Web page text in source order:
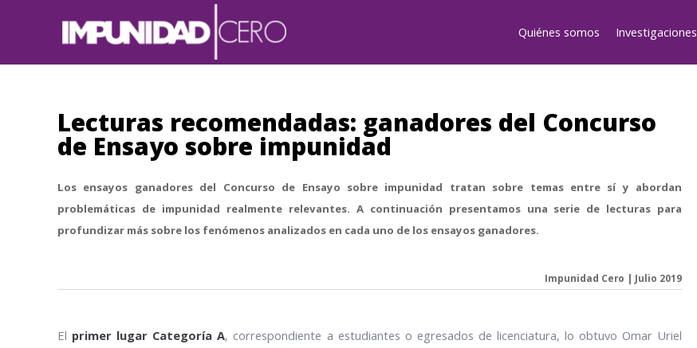
Quiénes somos Investigaciones
Lecturas recomendadas: ganadores del Concurso
de Ensayo sobre impunidad
Los ensayos ganadores del Concurso de Ensayo sobre impunidad tratan sobre temas entre sí y abordan
problemáticas de impunidad realmente relevantes. A continuación presentamos una serie de lecturas para
profundizar más sobre los fenómenos analizados en cada uno de los ensayos ganadores.
Impunidad Cero | Julio 2019
El primer lugar Categoría A, correspondiente a estudiantes o egresados de licenciatura, lo obtuvo Omar Uriel